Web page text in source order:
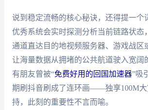
说到稳定流畅的核心秘诀，还得提一个
优秀系统会实时探测分析当前链路状态
通道直达目的地视频服务器、游戏战区
让海量数据从拥堵的公共航道驶入宽阔
有朋友曾被“免费好用的回国加速器”吸
期刷抖音刷成了连环画——独享100M大
持，此刻的重要性不言而喻。